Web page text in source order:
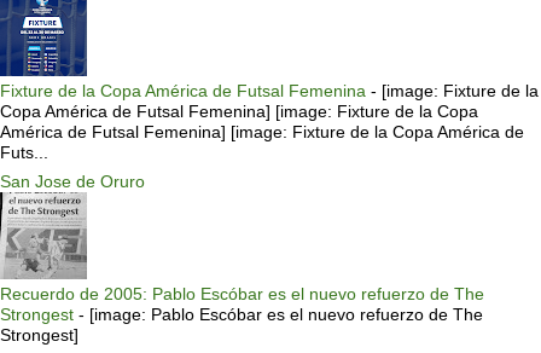
Fixture de la Copa América de Futsal Femenina - [image: Fixture de la
Copa América de Futsal Femenina] [image: Fixture de la Copa
América de Futsal Femenina] [image: Fixture de la Copa América de
Futs...
San Jose de Oruro
Recuerdo de 2005: Pablo Escóbar es el nuevo refuerzo de The
Strongest - [image: Pablo Escóbar es el nuevo refuerzo de The
Strongest]